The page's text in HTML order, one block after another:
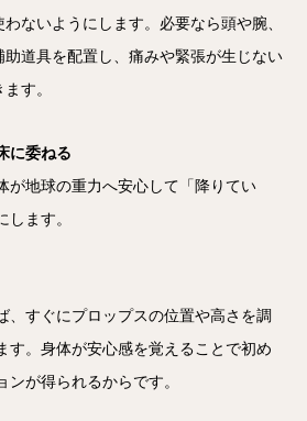
ないようにします。必要なら頭や腕、
助道具を配置し、痛みや緊張が生じない
す。
に委ねる
が地球の重力へ安心して「降りてい
します。
、すぐにプロップスの位置や高さを調
す。身体が安心感を覚えることで初め
ンが得られるからです。